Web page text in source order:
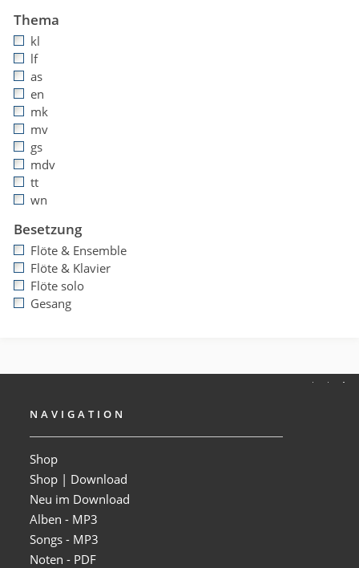
Thema
kl
lf
as
en
mk
mv
gs
mdv
tt
wn
Besetzung
Flöte & Ensemble
Flöte & Klavier
Flöte solo
Gesang
NAVIGATION
Shop
Shop | Download
Neu im Download
Alben - MP3
Songs - MP3
Noten - PDF